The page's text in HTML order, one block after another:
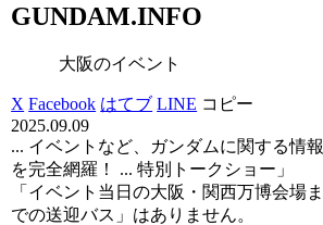
GUNDAM.INFO
大阪のイベント
X Facebook はてブ LINE コピー
2025.09.09
... イベントなど、ガンダムに関する情報
を完全網羅！ ... 特別トークショー」
「イベント当日の大阪・関西万博会場ま
での送迎バス」はありません。